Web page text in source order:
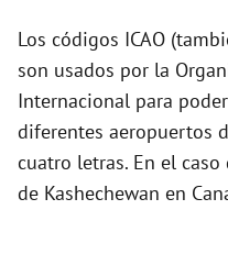
Los códigos ICAO
son usados por la
Internacional para
diferentes aeropuertos
cuatro letras. En el
de Kashechewan en